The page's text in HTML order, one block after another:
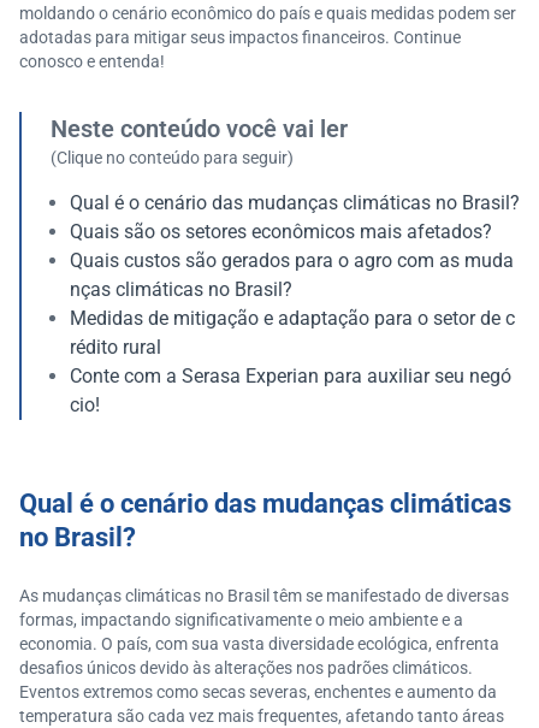
moldando o cenário econômico do país e quais medidas podem ser
adotadas para mitigar seus impactos financeiros. Continue
conosco e entenda!
Neste conteúdo você vai ler
(Clique no conteúdo para seguir)
Qual é o cenário das mudanças climáticas no Brasil?
Quais são os setores econômicos mais afetados?
Quais custos são gerados para o agro com as muda
nças climáticas no Brasil?
Medidas de mitigação e adaptação para o setor de c
rédito rural
Conte com a Serasa Experian para auxiliar seu negó
cio!
Qual é o cenário das mudanças climáticas
no Brasil?
As mudanças climáticas no Brasil têm se manifestado de diversas
formas, impactando significativamente o meio ambiente e a
economia. O país, com sua vasta diversidade ecológica, enfrenta
desafios únicos devido às alterações nos padrões climáticos.
Eventos extremos como secas severas, enchentes e aumento da
temperatura são cada vez mais frequentes, afetando tanto áreas